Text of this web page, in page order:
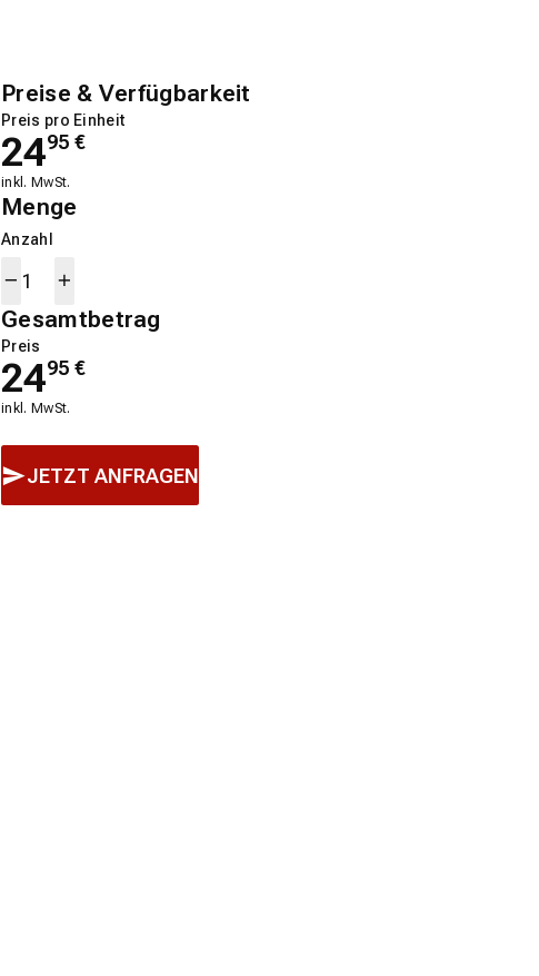
Preise & Verfügbarkeit
Preis pro Einheit
2495 €
inkl. MwSt.
Menge
Anzahl
Gesamtbetrag
Preis
2495 €
inkl. MwSt.
JETZT ANFRAGEN